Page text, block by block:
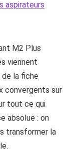
aspirateurs
M2 Plus
viennent
la fiche
convergents sur
tout ce qui
absolue : on
transformer la